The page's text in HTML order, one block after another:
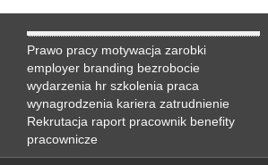
Prawo pracy motywacja zarobki
employer branding bezrobocie
wydarzenia hr szkolenia praca
wynagrodzenia kariera zatrudnienie
Rekrutacja raport pracownik benefity
pracownicze